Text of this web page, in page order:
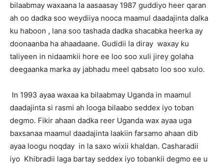
bilaabmay waxaana la aasaasay 1987 guddiyo heer qaran
ah oo dadka soo weydiiya nooca maamul daadajinta dalka
ku haboon , lana soo tashada dadka shacabka heerka ay
doonaanba ha ahaadaane. Gudidii la diray waxay ku
taliyeen in nidaamkii hore ee loo soo xuli jirey golaha
deegaanka marka ay jabhadu meel qabsato loo soo xulo.
In 1993 ayaa waxaa ka bilaabmay Uganda in maamul
daadajinta si rasmi ah looga bilaabo seddex iyo toban
degmo. Fikir ahaan dadka reer Uganda wax ayaa uga
baxsanaa maamul daadajinta laakiin farsamo ahaan dib
ayaa loogu noqday in la saxo wixii khaldan. Casharadii
iyo Khibradii laga bartay seddex iyo tobankii degmo ee u